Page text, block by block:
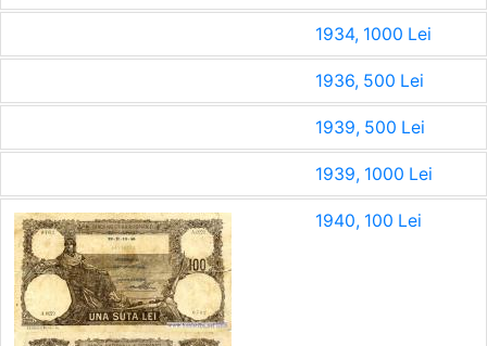
1934, 1000 Lei
1936, 500 Lei
1939, 500 Lei
1939, 1000 Lei
1940, 100 Lei